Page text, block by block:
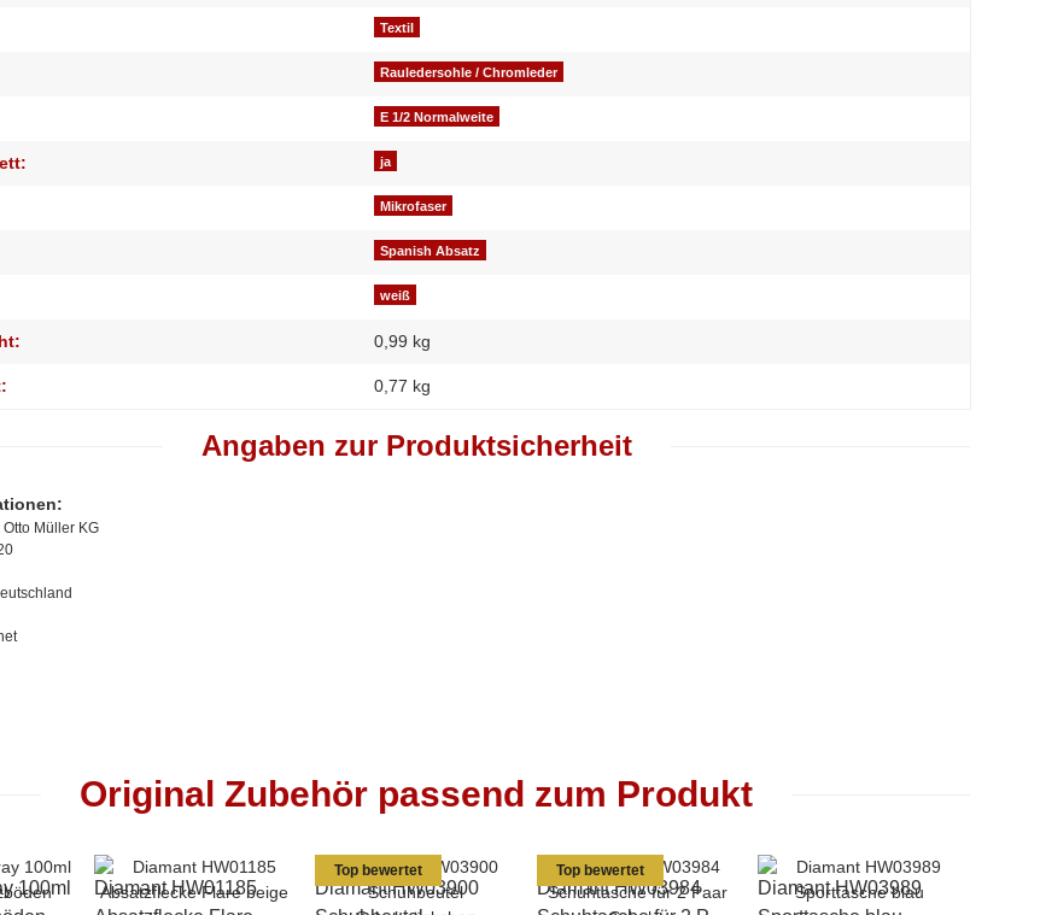
Textil
Rauledersohle / Chromleder
E 1/2 Normalweite
ja
Mikrofaser
Spanish Absatz
weiß
0,99 kg
0,77 kg
Angaben zur Produktsicherheit
Müller KG
Original Zubehör passend zum Produkt
100ml
Diamant HW01185
Top bewertet
Diamant HW03900
Top bewertet
Diamant HW03984
Diamant HW03989